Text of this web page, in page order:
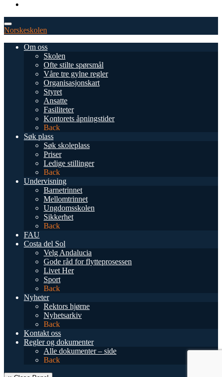
Norskeskolen
Om oss
Skolen
Ofte stilte spørsmål
Våre tre gylne regler
Organisasjonskart
Styret
Ansatte
Fasiliteter
Kontorets åpningstider
Back
Søk plass
Søk skoleplass
Priser
Ledige stillinger
Back
Undervisning
Barnetrinnet
Mellomtrinnet
Ungdomsskolen
Sikkerhet
Back
FAU
Costa del Sol
Velg Andalucia
Gode råd for flytteprosessen
Livet Her
Sport
Back
Nyheter
Rektors hjørne
Nyhetsarkiv
Back
Kontakt oss
Regler og dokumenter
Alle dokumenter – side
Back